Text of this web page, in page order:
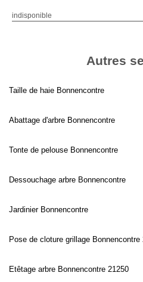
indisponible
Autres
Taille de haie Bonnencontre
Abattage d'arbre Bonnencontre
Tonte de pelouse Bonnencontre
Dessouchage arbre Bonnencontre
Jardinier Bonnencontre
Pose de cloture grillage Bonnencontre
Etêtage arbre Bonnencontre 21250